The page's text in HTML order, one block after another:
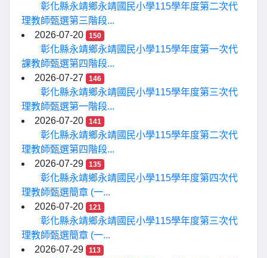
彰化縣永靖鄉永靖國民小學115學年度第二次代
理教師甄選第三階段...
2026-07-20
150
彰化縣永靖鄉永靖國民小學115學年度第一次代
課教師甄選第四階段...
2026-07-27
146
彰化縣永靖鄉永靖國民小學115學年度第三次代
理教師甄選第一階段...
2026-07-20
141
彰化縣永靖鄉永靖國民小學115學年度第二次代
理教師甄選第四階段...
2026-07-29
135
彰化縣永靖鄉永靖國民小學115學年度第四次代
理教師甄選簡章 (一...
2026-07-20
121
彰化縣永靖鄉永靖國民小學115學年度第三次代
理教師甄選簡章 (一...
2026-07-29
113